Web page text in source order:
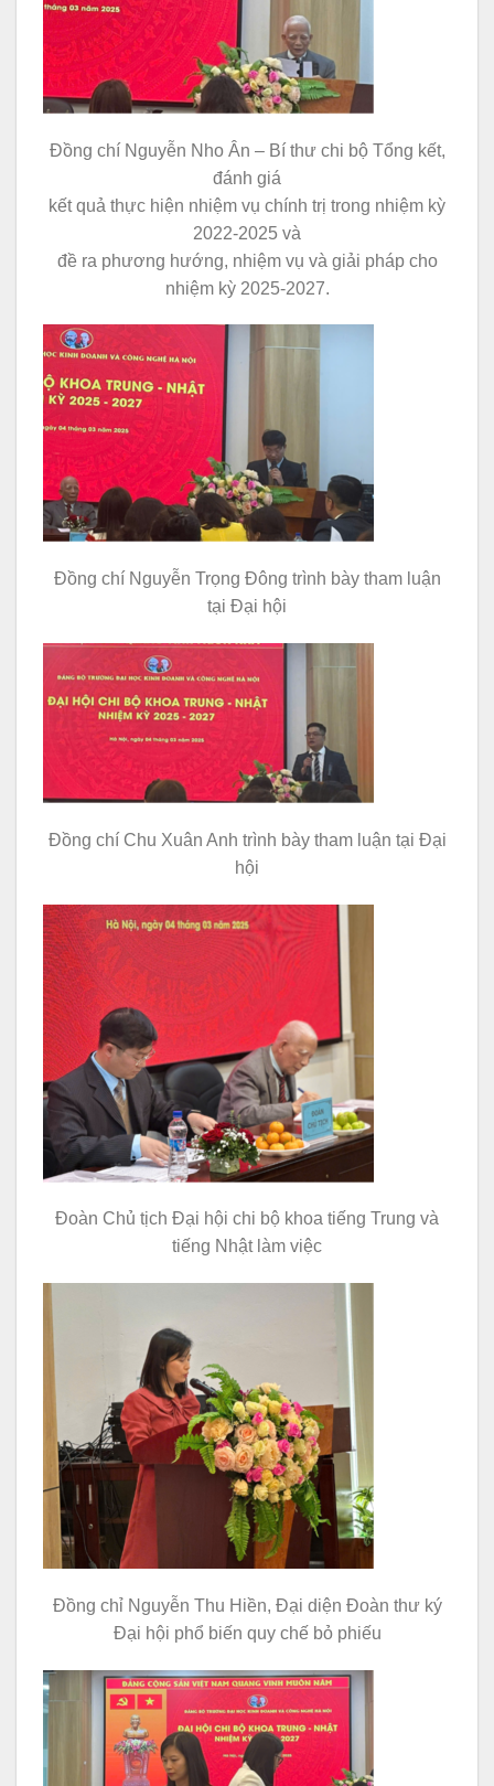
Đồng chí Nguyễn Nho Ân – Bí thư chi bộ Tổng kết,
đánh giá
kết quả thực hiện nhiệm vụ chính trị trong nhiệm kỳ
2022-2025 và
đề ra phương hướng, nhiệm vụ và giải pháp cho
nhiệm kỳ 2025-2027.
Đồng chí Nguyễn Trọng Đông trình bày tham luận
tại Đại hội
Đồng chí Chu Xuân Anh trình bày tham luận tại Đại
hội
Đoàn Chủ tịch Đại hội chi bộ khoa tiếng Trung và
tiếng Nhật làm việc
Đồng chỉ Nguyễn Thu Hiền, Đại diện Đoàn thư ký
Đại hội phổ biến quy chế bỏ phiếu